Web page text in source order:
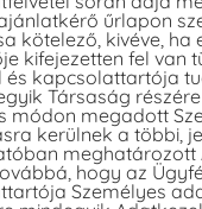
űrlapon
kötelező, kivéve, ha
kifejezetten fel van
és kapcsolattartója
Társaság
módon megadott
kerülnek a többi,
meghatározott
hogy az
Személyes